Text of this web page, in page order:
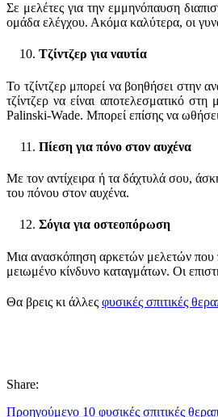
Σε μελέτες για την εμμηνόπαυση
ομάδα ελέγχου. Ακόμα καλύτερα, οι
Τζίντζερ για ναυτία
Το τζίντζερ μπορεί να βοηθήσει στην
τζίντζερ να είναι αποτελεσματικό
Palinski-Wade. Μπορεί επίσης να
Πίεση για πόνο στον αυχένα
Με τον αντίχειρα ή τα δάχτυλά σου,
του πόνου στον αυχένα.
Σόγια για οστεοπόρωση
Μια ανασκόπηση αρκετών μελετών που
μειωμένο κίνδυνο καταγμάτων. Οι
Θα βρεις κι άλλες φυσικές σπιτικές
Share:
Προηγούμενο 10 φυσικές σπιτικές